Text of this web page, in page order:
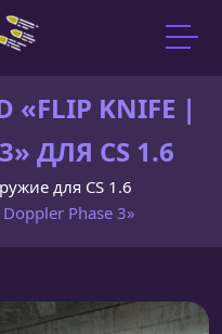
KNIFE |
ДЛЯ CS 1.6
для CS 1.6
Phase 3»